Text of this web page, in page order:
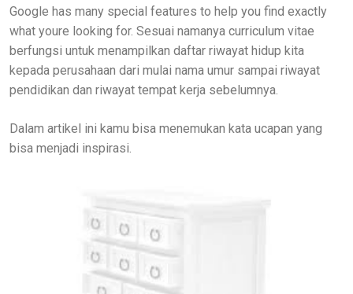
Google has many special features to help you find exactly
what youre looking for. Sesuai namanya curriculum vitae
berfungsi untuk menampilkan daftar riwayat hidup kita
kepada perusahaan dari mulai nama umur sampai riwayat
pendidikan dan riwayat tempat kerja sebelumnya.
Dalam artikel ini kamu bisa menemukan kata ucapan yang
bisa menjadi inspirasi.